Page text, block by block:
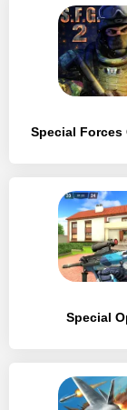
Special Forces
Special